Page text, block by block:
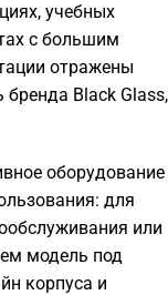
учебных
с большим
отражены
Black Glass,
оборудование
для
или
модель под
корпуса и